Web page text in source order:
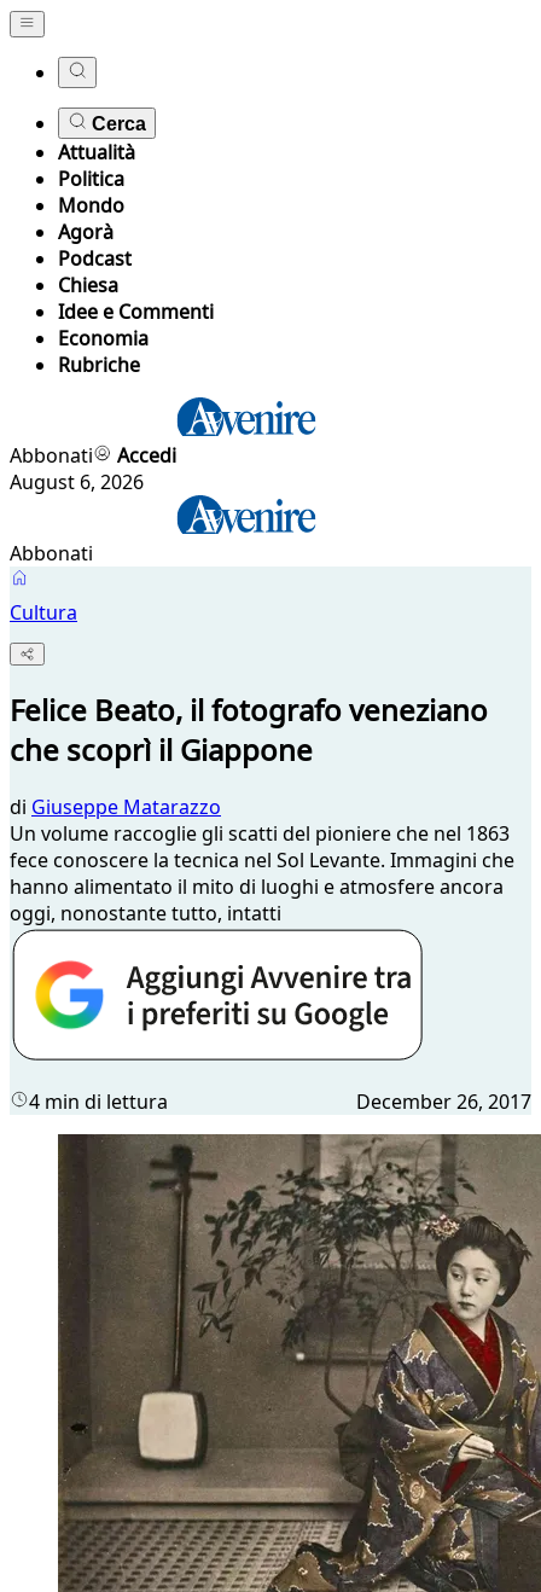
Cerca
Attualità
Politica
Mondo
Agorà
Podcast
Chiesa
Idee e Commenti
Economia
Rubriche
Abbonati
Accedi
August 6, 2026
Abbonati
Cultura
Felice Beato, il fotografo veneziano
che scoprì il Giappone
di Giuseppe Matarazzo
Un volume raccoglie gli scatti del pioniere che nel 1863
fece conoscere la tecnica nel Sol Levante. Immagini che
hanno alimentato il mito di luoghi e atmosfere ancora
oggi, nonostante tutto, intatti
4 min di lettura December 26, 2017